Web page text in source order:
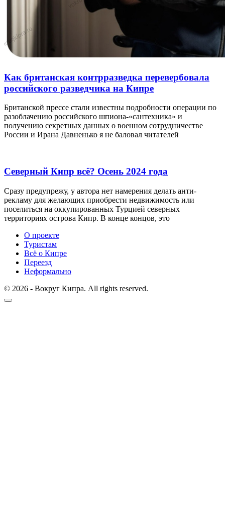
Как британская контрразведка перевербовала
российского разведчика на Кипре
Британской прессе стали известны подробности операции по
разоблачению российского шпиона-«сантехника» и
получению секретных данных о военном сотрудничестве
России и Ирана Давненько я не баловал читателей
Северный Кипр всё? Осень 2024 года
Сразу предупрежу, у автора нет намерения делать анти-
рекламу для желающих приобрести недвижимость или
поселиться на оккупированных Турцией северных
территориях острова Кипр. В конце концов, это
О проекте
Туристам
Всё о Кипре
Переезд
Неформально
© 2026 - Вокруг Кипра. All rights reserved.